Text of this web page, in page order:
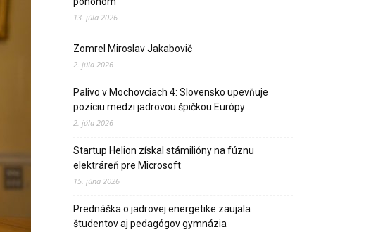
13. júla 2026
Zomrel Miroslav Jakabovič
2. júla 2026
Palivo v Mochovciach 4: Slovensko upevňuje
pozíciu medzi jadrovou špičkou Európy
2. júla 2026
Startup Helion získal stámilióny na fúznu
elektráreň pre Microsoft
15. júna 2026
Prednáška o jadrovej energetike zaujala
študentov aj pedagógov gymnázia